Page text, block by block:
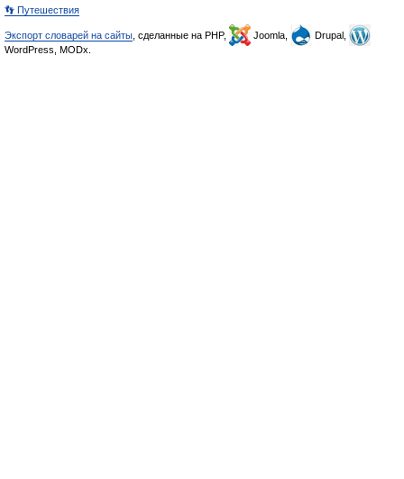
👣 Путешествия
Экспорт словарей на сайты , сделанные на PHP, Joomla,
Drupal,
WordPress, MODx.